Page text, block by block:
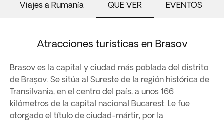
Viajes a Rumanía QUE VER EVENTOS
Atracciones turísticas en Brasov
Brasov es la capital y ciudad más poblada del distrito
de Brașov. Se sitúa al Sureste de la región histórica de
Transilvania, en el centro del país, a unos 166
kilómetros de la capital nacional Bucarest. Le fue
otorgado el título de ciudad-mártir, por la